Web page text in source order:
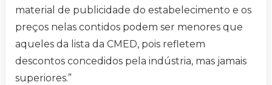
material de publicidade do estabelecimento e os
preços nelas contidos podem ser menores que
aqueles da lista da CMED, pois refletem
descontos concedidos pela indústria, mas jamais
superiores.”